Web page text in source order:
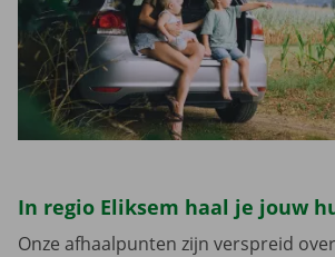
In regio Eliksem haal je jouw
Onze afhaalpunten zijn verspreid